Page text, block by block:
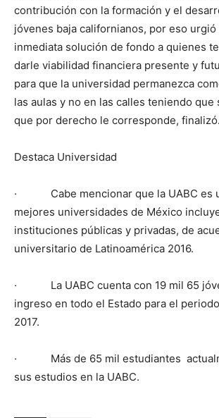
contribución con la formación y el
jóvenes baja californianos, por eso urgió
inmediata solución de fondo a quienes
darle viabilidad financiera presente y
para que la universidad permanezca
las aulas y no en las calles teniendo que
que por derecho le corresponde, finalizó.
Destaca Universidad
· Cabe mencionar que la UABC es
mejores universidades de México
instituciones públicas y privadas, de
universitario de Latinoamérica 2016.
· La UABC cuenta con 19 mil 65
ingreso en todo el Estado para el
2017.
· Más de 65 mil estudiantes
sus estudios en la UABC.